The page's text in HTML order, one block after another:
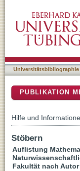
Universitätsbibliographie
PUBLIKATION
Hilfe und
Stöbern
Auflistung
Fakultät nach Autor